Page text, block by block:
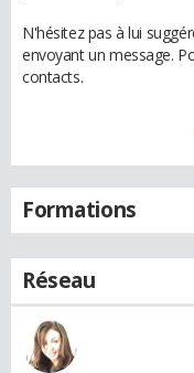
N'hésitez pas à lui
envoyant un message.
contacts.
Formations
Réseau